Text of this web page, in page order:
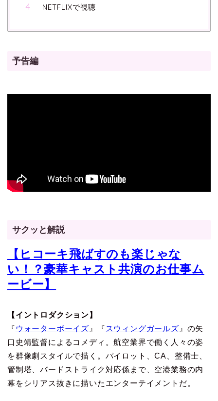
NETFLIXで視聴
予告編
サクッと解説
【ヒコーキ飛ばすのも楽じゃな
い！？豪華キャスト共演のお仕事ム
ービー】
【イントロダクション】
『 ウォーターボーイズ 』『 スウィングガールズ 』の矢
口史靖監督によるコメディ。航空業界で働く人々の姿
を群像劇スタイルで描く。パイロット、CA、整備士、
管制塔、バードストライク対応係まで、空港業務の内
幕をシリアス抜きに描いたエンターテイメントだ。